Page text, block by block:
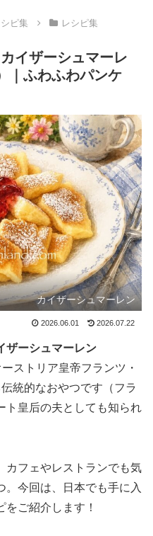
ピ集 レシピ集
イザーシュマーレ
｜ふわふわパンケ
カイザーシュマーレン
2026.06.01 2026.07.22
ザーシュマーレン
ストリア皇帝フランツ・
統的なおやつです（フラ
ト皇后の夫としても知られ
カフェやレストランでも気
。今回は、日本でも手に入
ご紹介します！